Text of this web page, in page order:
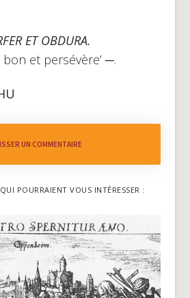
ET OBDURA.
bon et persévère’ ─.
UN COMMENTAIRE
POURRAIENT VOUS INTÉRESSER :